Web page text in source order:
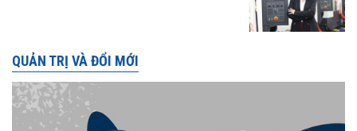
QUẢN TRỊ VÀ ĐỔI MỚI